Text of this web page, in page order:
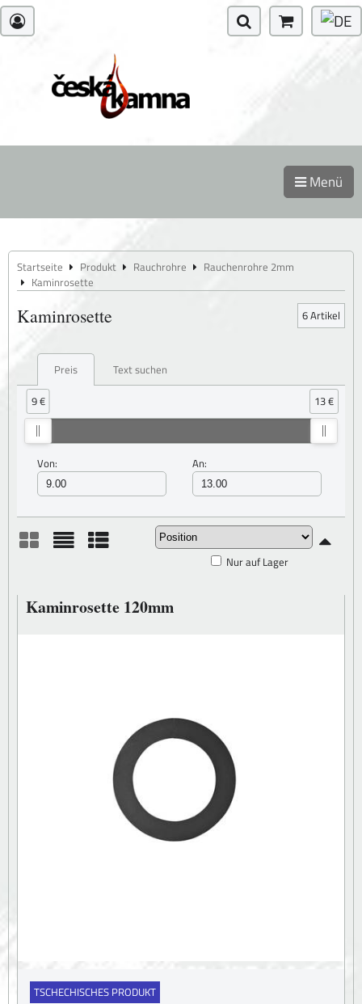
Menü
Startseite Produkt Rauchrohre
Rauchenrohre 2mm
Kaminrosette
Kaminrosette 6Artikel
Preis Text suchen
Von: An:
9 € 13 €
Nur auf Lager
Kaminrosette 120mm
TSCHECHISCHES PRODUKT